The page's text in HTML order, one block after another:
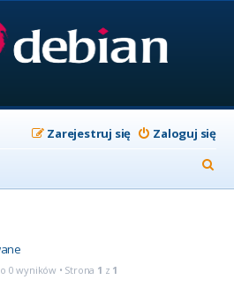
Zaloguj się
Zarejestruj się
z
0 wyników • Strona 1 z 1